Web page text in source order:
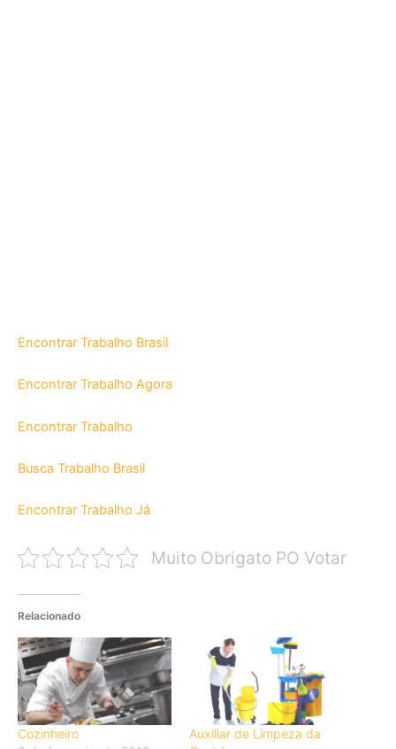
Encontrar Trabalho Brasil
Encontrar Trabalho Agora
Encontrar Trabalho
Busca Trabalho Brasil
Encontrar Trabalho Já
Muito Obrigato PO Votar
Relacionado
Cozinheiro
Auxiliar de Limpeza da